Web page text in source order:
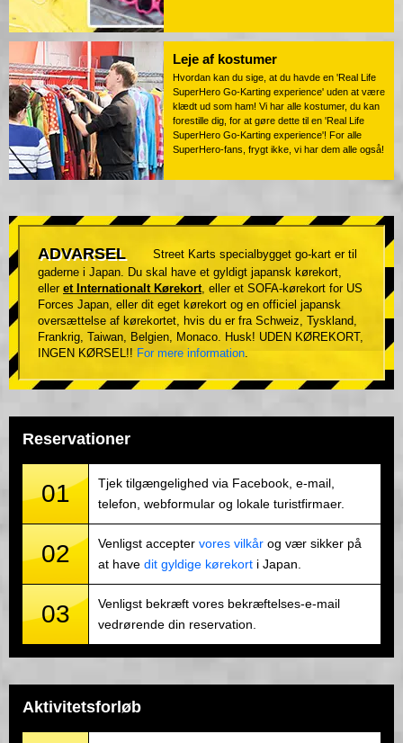
Leje af kostumer
Hvordan kan du sige, at du havde en 'Real Life
SuperHero Go-Karting experience' uden at være
klædt ud som ham! Vi har alle kostumer, du kan
forestille dig, for at gøre dette til en 'Real Life
SuperHero Go-Karting experience'! For alle
SuperHero-fans, frygt ikke, vi har dem alle også!
ADVARSEL
Street Karts specialbygget go-kart er til
gaderne i Japan. Du skal have et gyldigt japansk kørekort,
eller et Internationalt Kørekort, eller et SOFA-kørekort for US
Forces Japan, eller dit eget kørekort og en officiel japansk
oversættelse af kørekortet, hvis du er fra Schweiz, Tyskland,
Frankrig, Taiwan, Belgien, Monaco. Husk! UDEN KØREKORT,
INGEN KØRSEL!! For mere information.
Reservationer
01
Tjek tilgængelighed via Facebook, e-mail,
telefon, webformular og lokale turistfirmaer.
02 Venligst accepter vores vilkår og vær sikker på
at have dit gyldige kørekort i Japan.
03
Venligst bekræft vores bekræftelses-e-mail
vedrørende din reservation.
Aktivitetsforløb